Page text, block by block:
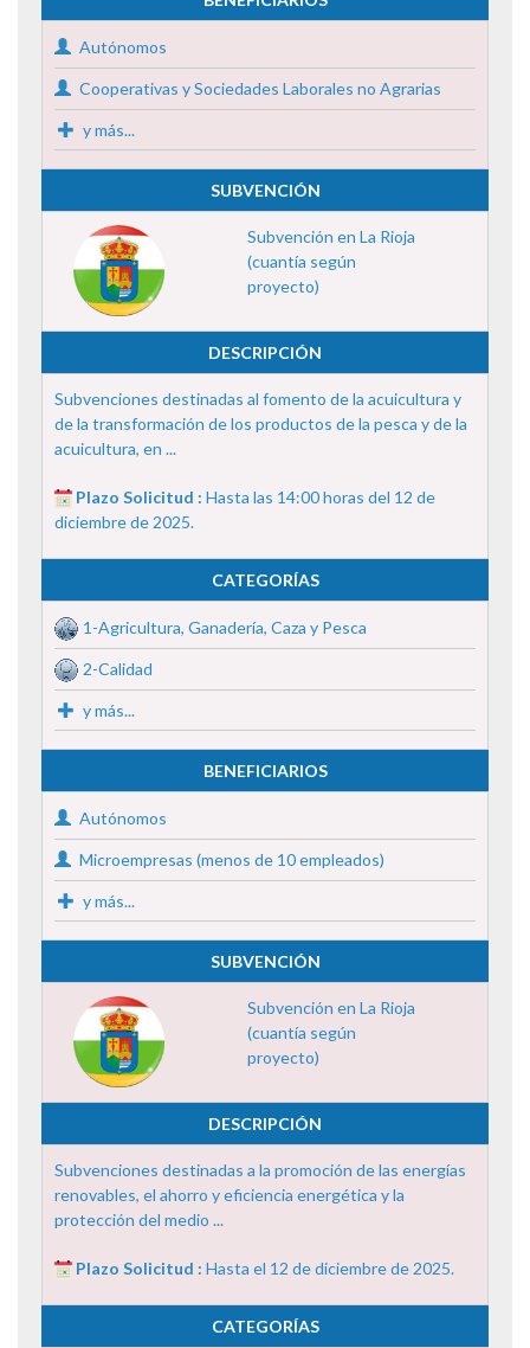
Autónomos
Cooperativas y Sociedades Laborales no Agrarias
y más...
SUBVENCIÓN
Subvención en La Rioja
(cuantía según
proyecto)
DESCRIPCIÓN
Subvenciones destinadas al fomento de la acuicultura y
de la transformación de los productos de la pesca y de la
acuicultura, en ...
Plazo Solicitud : Hasta las 14:00 horas del 12 de
diciembre de 2025.
CATEGORÍAS
1-Agricultura, Ganadería, Caza y Pesca
2-Calidad
y más...
BENEFICIARIOS
Autónomos
Microempresas (menos de 10 empleados)
y más...
SUBVENCIÓN
Subvención en La Rioja
(cuantía según
proyecto)
DESCRIPCIÓN
Subvenciones destinadas a la promoción de las energías
renovables, el ahorro y eficiencia energética y la
protección del medio ...
Plazo Solicitud : Hasta el 12 de diciembre de 2025.
CATEGORÍAS